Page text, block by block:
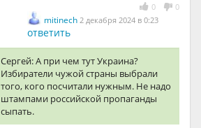
0 0
mitinech 2 декабря 2024 в 0:23
ответить
Сергей: А при чем тут Украина?
Избиратели чужой страны выбрали
того, кого посчитали нужным. Не надо
штампами российской пропаганды
сыпать.